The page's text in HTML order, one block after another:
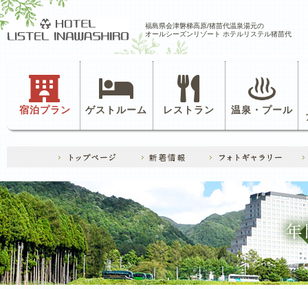
福島県会津磐梯高原/猪苗代温泉湯元の
オールシーズンリゾート ホテルリステル猪苗代
宿泊プラン ゲストルーム レストラン 温泉・プール